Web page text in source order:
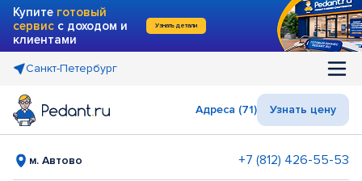
Купите готовый
сервис с доходом и
клиентами
Узнать детали
Санкт-Петербург
Адреса (71) Узнать цену
м. Автово +7 (812) 426-55-53